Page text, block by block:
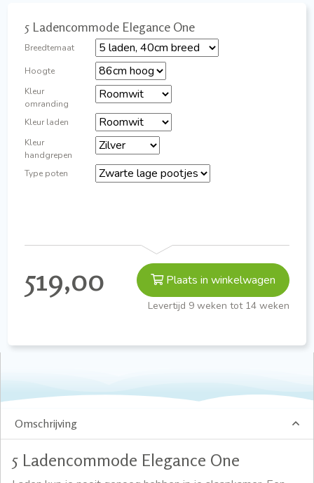
5 Ladencommode Elegance One
Breedtemaat
Hoogte
Kleur
omranding
Kleur laden
Kleur
handgrepen
Type poten
519,00 Plaats in winkelwagen
Levertijd 9 weken tot 14 weken
Omschrijving
5 Ladencommode Elegance One